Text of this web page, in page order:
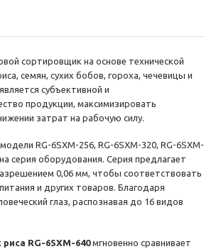
сортировщик на основе технической
семян, сухих бобов, гороха, чечевицы и
субъективной и
продукции, максимизировать
затрат на рабочую силу.
RG-6SXM-256, RG-6SXM-320, RG-6SXM-
серия оборудования. Серия предлагает
0,06 мм, чтобы соответствовать
и других товаров. Благодаря
глаз, распознавая до 16 видов
RG-6SXM-640мгновенно сравнивает